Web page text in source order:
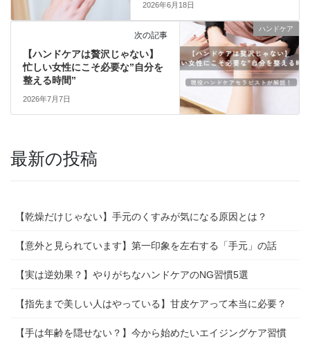
2026年6月18日
ハンドケア
次の記事
【ハンドケアは贅沢じゃない】
忙しい女性にこそ必要な”自分を
整える時間”
2026年7月7日
最新の投稿
【乾燥だけじゃない】手元のくすみが気になる原因とは？
【意外と見られています】第一印象を左右する「手元」の話
【実は逆効果？】やりがちなハンドケアのNG習慣5選
【指先まで美しい人はやっている】甘皮ケアって本当に必要？
【手は年齢を隠せない？】今から始めたいエイジングケア習慣